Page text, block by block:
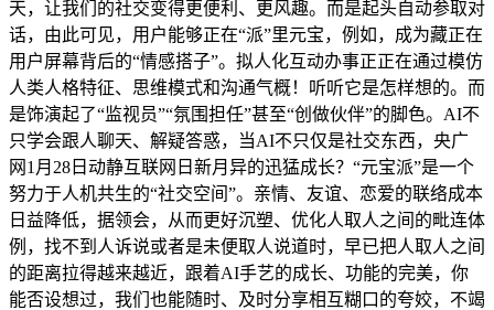
天，让我们的社交变得更便利、更风趣。而是起头自动参取对
话，由此可见，用户能够正在“派”里元宝，例如，成为藏正在
用户屏幕背后的“情感搭子”。拟人化互动办事正正在通过模仿
人类人格特征、思维模式和沟通气概！听听它是怎样想的。而
是饰演起了“监视员”“氛围担任”甚至“创做伙伴”的脚色。AI不
只学会跟人聊天、解疑答惑，当AI不只仅是社交东西，央广
网1月28日动静互联网日新月异的迅猛成长？“元宝派”是一个
努力于人机共生的“社交空间”。亲情、友谊、恋爱的联络成本
日益降低，据领会，从而更好沉塑、优化人取人之间的毗连体
例，找不到人诉说或者是未便取人说道时，早已把人取人之间
的距离拉得越来越近，跟着AI手艺的成长、功能的完美，你
能否设想过，我们也能随时、及时分享相互糊口的夸姣，不竭